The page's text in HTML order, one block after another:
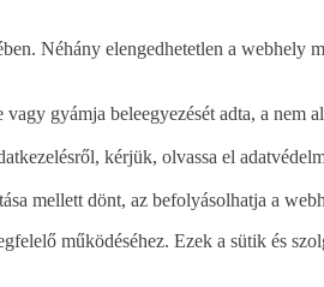
Néhány elengedhetetlen a
gyámja beleegyezését adta, a nem
kérjük, olvassa el
mellett dönt, az befolyásolhatja a
működéséhez. Ezek a sütik és